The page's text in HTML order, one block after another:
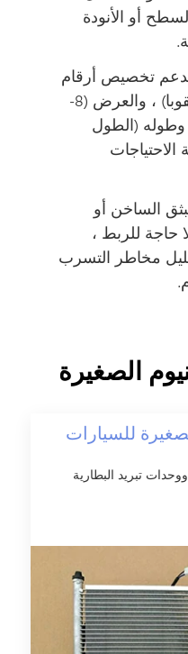
أو الأنودة
يدعم تخصيص أرقام
القنوات المتعددة (3-40 ثقوبا) ، والعرض (8-
وطوله (الطول
الاحتياجات
الساخن أو
حاجة للربط ،
مخاطر التسرب
الصغيرة
للسيارات
تبريد البطارية